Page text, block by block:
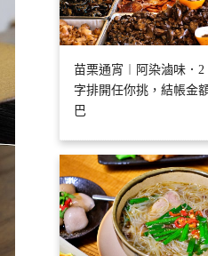
苗栗通宵︱阿染滷味．2
字排開任你挑，結帳金
巴